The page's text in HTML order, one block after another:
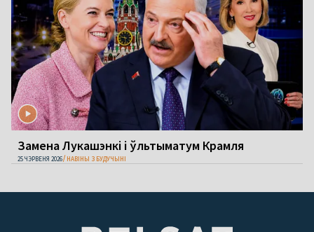
Замена Лукашэнкі і ўльтыматум Крамля
25 ЧЭРВЕНЯ 2026 НАВІНЫ З БУДУЧЫНІ